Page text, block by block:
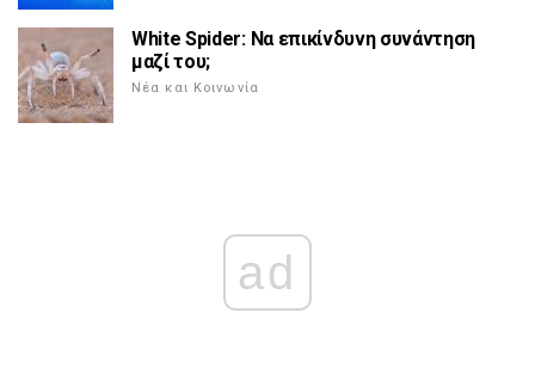
White Spider: Να επικίνδυνη συνάντηση
μαζί του;
Νέα και Κοινωνία
ad